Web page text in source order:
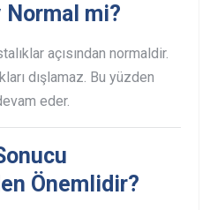
Normal mi?
açısından normaldir.
dışlamaz. Bu yüzden
eder.
Önemlidir?